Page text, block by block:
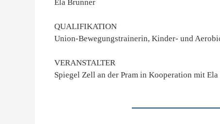
Ela Brunner
QUALIFIKATION
Union-Bewegungstrainerin, Kinder- und
VERANSTALTER
Spiegel Zell an der Pram in Kooperation mit